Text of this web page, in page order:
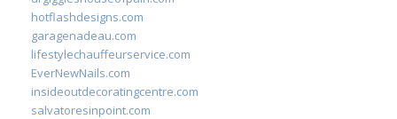
hotflashdesigns.com
garagenadeau.com
lifestylechauffeurservice.com
EverNewNails.com
insideoutdecoratingcentre.com
salvatoresinpoint.com